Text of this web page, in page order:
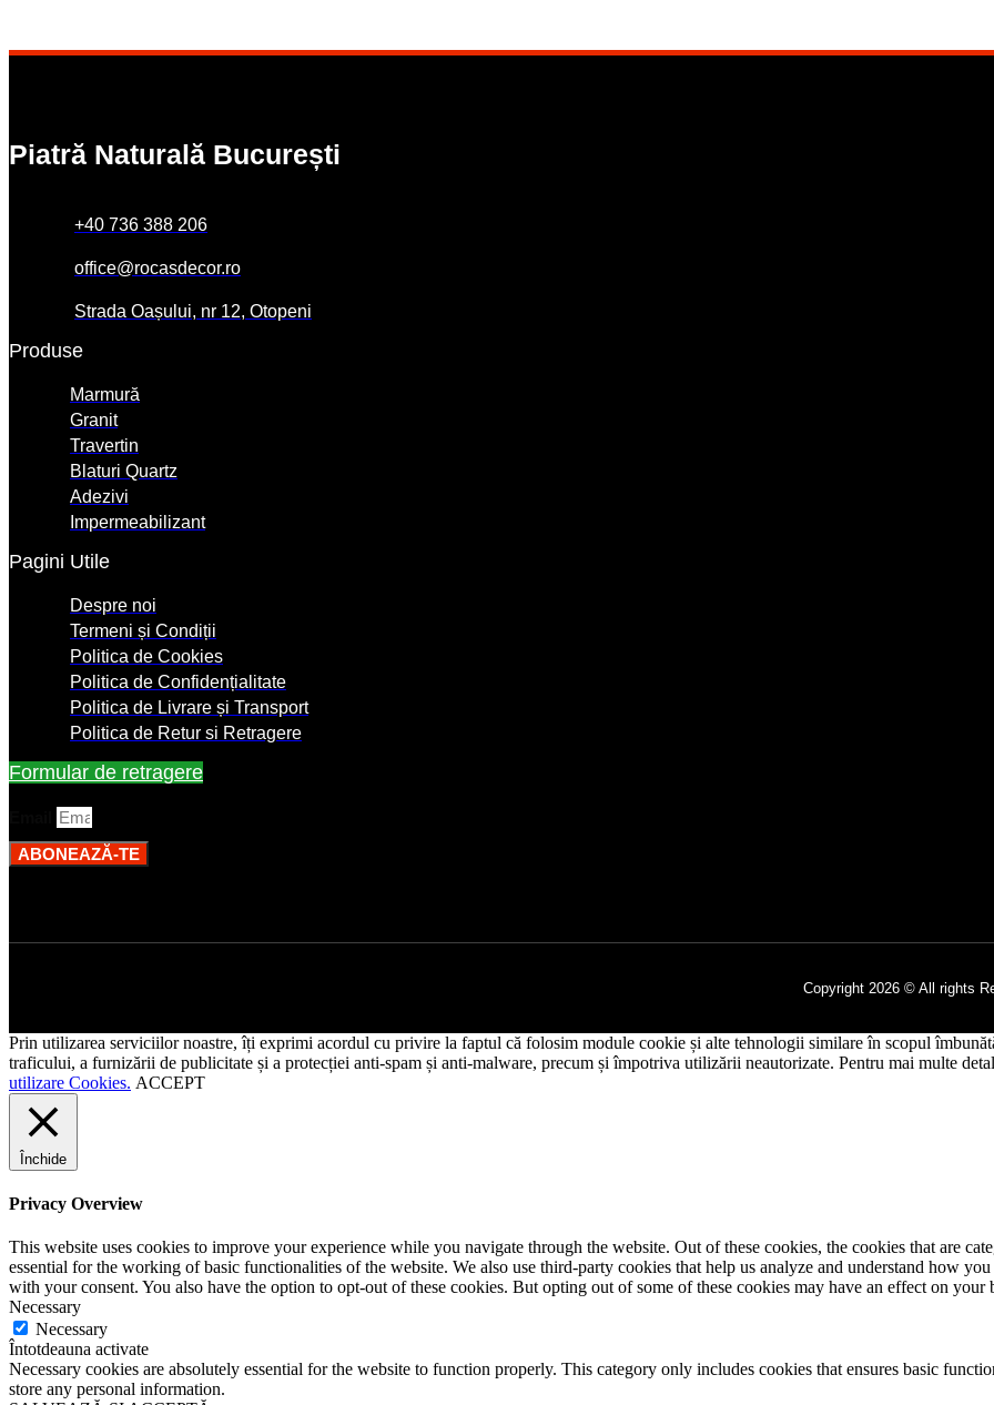
Piatră Naturală București
+40 736 388 206
office@rocasdecor.ro
Strada Oașului, nr 12, Otopeni
Produse
Marmură
Granit
Travertin
Blaturi Quartz
Adezivi
Impermeabilizant
Pagini Utile
Despre noi
Termeni și Condiții
Politica de Cookies
Politica de Confidențialitate
Politica de Livrare și Transport
Politica de Retur si Retragere
Formular de retragere
ABONEAZĂ-TE
Copyright 2026 © All rights
Prin utilizarea serviciilor noastre, îți exprimi acordul cu privire la faptul că folosim module cookie și alte tehnologii similare în scopul
traficului, a furnizării de publicitate și a protecției anti-spam și anti-malware, precum și împotriva utilizării neautorizate. Pentru mai multe
utilizare Cookies. ACCEPT
Închide
Privacy Overview
This website uses cookies to improve your experience while you navigate through the website. Out of these cookies, the cookies that are
essential for the working of basic functionalities of the website. We also use third-party cookies that help us analyze and understand how
with your consent. You also have the option to opt-out of these cookies. But opting out of some of these cookies may have an effect on your
Necessary
Necessary
Întotdeauna activate
Necessary cookies are absolutely essential for the website to function properly. This category only includes cookies that ensures basic
store any personal information.